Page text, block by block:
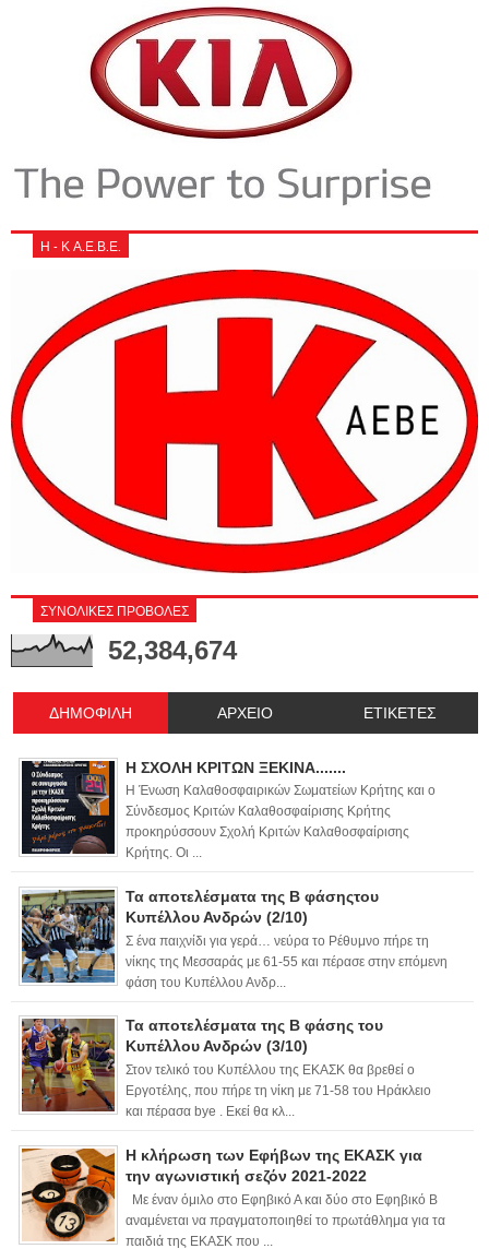
Η - Κ Α.Ε.Β.Ε.
ΣΥΝΟΛΙΚΕΣ ΠΡΟΒΟΛΕΣ
52,384,674
ΔΗΜΟΦΙΛΗ ΑΡΧΕΙΟ ΕΤΙΚΕΤΕΣ
Η ΣΧΟΛΗ ΚΡΙΤΩΝ ΞΕΚΙΝΑ.......
Η Ένωση Καλαθοσφαιρικών Σωματείων Κρήτης και ο
Σύνδεσμος Κριτών Καλαθοσφαίρισης Κρήτης
προκηρύσσουν Σχολή Κριτών Καλαθοσφαίρισης
Κρήτης. Οι ...
Τα αποτελέσματα της Β φάσηςτου
Κυπέλλου Ανδρών (2/10)
Σ ένα παιχνίδι για γερά… νεύρα το Ρέθυμνο πήρε τη
νίκης της Μεσσαράς με 61-55 και πέρασε στην επόμενη
φάση του Κυπέλλου Ανδρ...
Τα αποτελέσματα της Β φάσης του
Κυπέλλου Ανδρών (3/10)
Στον τελικό του Κυπέλλου της ΕΚΑΣΚ θα βρεθεί ο
Εργοτέλης, που πήρε τη νίκη με 71-58 του Ηράκλειο
και πέρασα bye . Εκεί θα κλ...
Η κλήρωση των Εφήβων της ΕΚΑΣΚ για
την αγωνιστική σεζόν 2021-2022
Με έναν όμιλο στο Εφηβικό Α και δύο στο Εφηβικό Β
αναμένεται να πραγματοποιηθεί το πρωτάθλημα για τα
παιδιά της ΕΚΑΣΚ που ...